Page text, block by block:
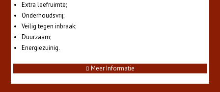
Extra leefruimte;
Onderhoudsvrij;
Veilig tegen inbraak;
Duurzaam;
Energiezuinig.
Meer Informatie